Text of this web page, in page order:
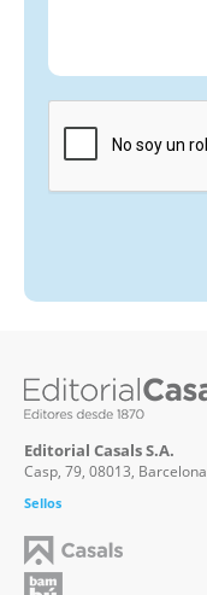
Editorial Casals S.A.
Casp, 79, 08013, Barcelona
Sellos